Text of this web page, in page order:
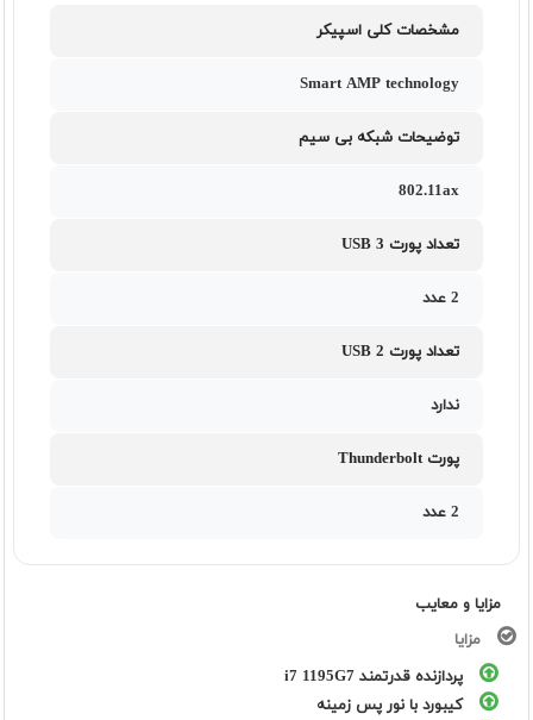
مشخصات کلی اسپیکر
Smart AMP technology
توضیحات شبکه بی سیم
802.11ax
تعداد پورت USB 3
2 عدد
تعداد پورت USB 2
ندارد
پورت Thunderbolt
2 عدد
مزایا و معایب
مزایا
پردازنده قدرتمند i7 1195G7
کیبورد با نور پس زمینه